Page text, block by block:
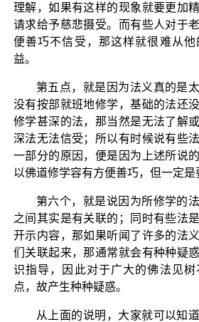
理解，如果有这样的现象就要更加
请求给予慈悲摄受。而有些人对于
便善巧不信受，那这样就很难从他
益。
第五点，就是因为法义真的是
没有按部就班地修学，基础的法还
修学甚深的法，那当然是无法了解
深法无法信受；所以有时候说有些
一部分的原因，便是因为上述所说
以佛道修学容有方便善巧，但一定是
第六个，就是说因为所修学的
之间其实是有关联的；同时有些法
开示内容，那如果听闻了许多的法
们关联起来，那通常就会有种种疑
识指导，因此对于广大的佛法见
点，故产生种种疑惑。
从上面的说明，大家就可以知